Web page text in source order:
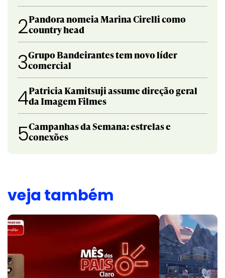
2Pandora nomeia Marina Cirelli como
country head
3Grupo Bandeirantes tem novo líder
comercial
4Patricia Kamitsuji assume direção geral
da Imagem Filmes
5Campanhas da Semana: estrelas e
conexões
veja também